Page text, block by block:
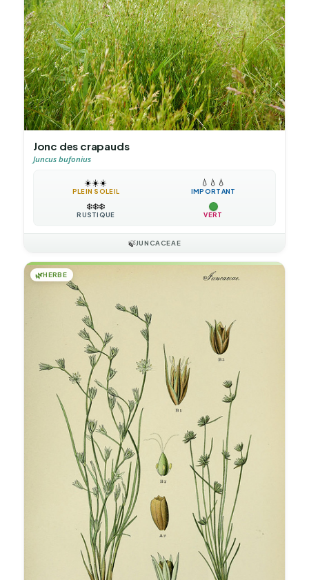
Jonc des crapauds
Juncus bufonius
☀️☀️☀️
PLEIN SOLEIL
💧 💧 💧
IMPORTANT
❄️❄️❄️
RUSTIQUE VERT
🍃JUNCACEAE
🌿HERBE